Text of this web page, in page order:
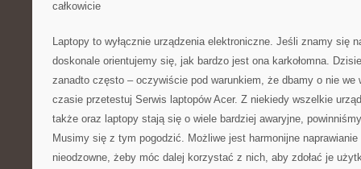
całkowicie
Laptopy to wyłącznie urządzenia elektroniczne. Jeśli znamy się
doskonale orientujemy się, jak bardzo jest ona karkołomna.
zanadto często – oczywiście pod warunkiem, że dbamy o nie we
czasie przetestuj Serwis laptopów Acer. Z niekiedy wszelkie
także oraz laptopy stają się o wiele bardziej awaryjne,
Musimy się z tym pogodzić. Możliwe jest harmonijne
nieodzowne, żeby móc dalej korzystać z nich, aby zdołać je